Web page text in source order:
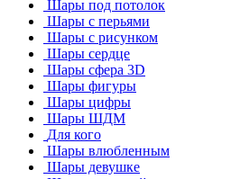
Шары под потолок
Шары с перьями
Шары с рисунком
Шары сердце
Шары сфера 3D
Шары фигуры
Шары цифры
Шары ШДМ
Для кого
Шары влюбленным
Шары девушке